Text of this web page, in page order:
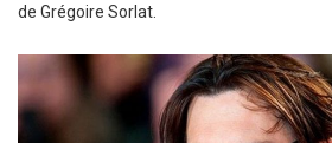
de Grégoire Sorlat.